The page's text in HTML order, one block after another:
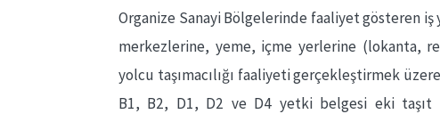
Organize Sanayi Bölgelerinde faaliyet gösteren
merkezlerine, yeme, içme yerlerine (lokanta,
yolcu taşımacılığı faaliyeti gerçekleştirmek
B1, B2, D1, D2 ve D4 yetki belgesi eki taşıt